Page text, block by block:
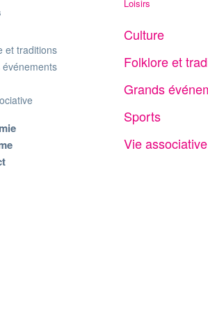
et traditions
Loisirs
Culture
Folklore et
Grands
Sports
Vie associative